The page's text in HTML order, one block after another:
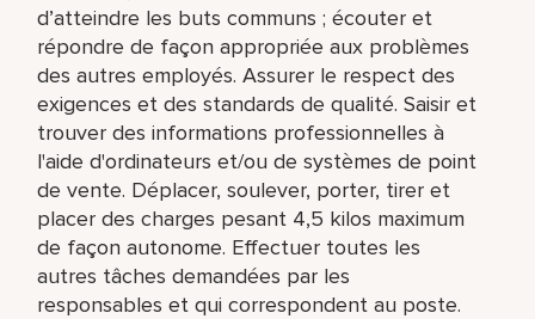
d’atteindre les buts communs ; écouter et
répondre de façon appropriée aux problèmes
des autres employés. Assurer le respect des
exigences et des standards de qualité. Saisir et
trouver des informations professionnelles à
l'aide d'ordinateurs et/ou de systèmes de point
de vente. Déplacer, soulever, porter, tirer et
placer des charges pesant 4,5 kilos maximum
de façon autonome. Effectuer toutes les
autres tâches demandées par les
responsables et qui correspondent au poste.